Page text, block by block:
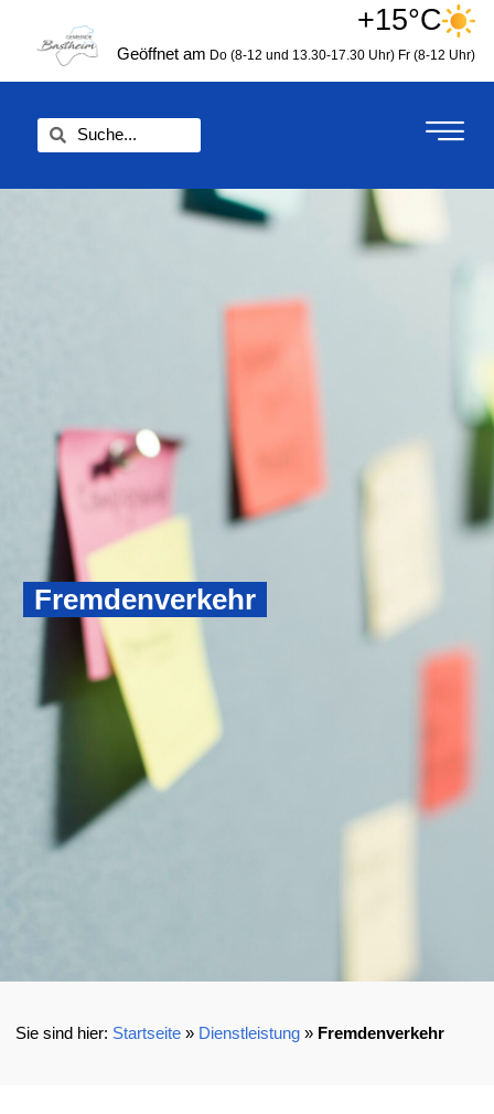
springen
+15°C
Geöffnet am Do (8-12 und 13.30-17.30 Uhr) Fr (8-12 Uhr)
Fremdenverkehr
Startseite» Dienstleistung» Fremdenverkehr